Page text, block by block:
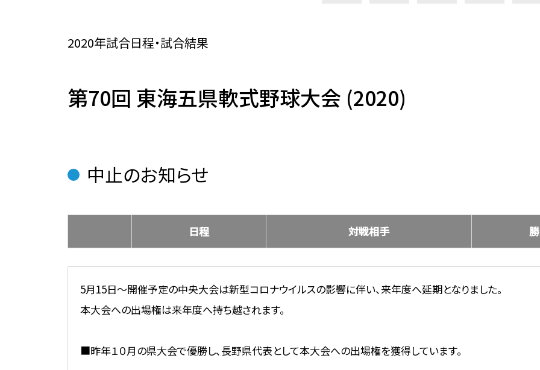
2020年試合日程・試合結果
第70回 東海五県軟式野球大会 (2020)
中止のお知らせ
日程 対戦相手
5月15日～開催予定の中央大会は新型コロナウイルスの影響に伴い、来年度へ延期となりました。
本大会への出場権は来年度へ持ち越されます。
■昨年１０月の県大会で優勝し、長野県代表として本大会への出場権を獲得しています。